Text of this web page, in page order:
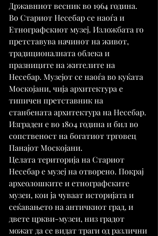
Државниот весник во 1964 година.
Во Стариот Несебар се наоѓа и
Етнографскиот музеј. Изложбата го
претставува начинот на живот,
традиционалната облека и
празниците на жителите на
Несебар. Музејот се наоѓа во куќата
Москојани, чија архитектура е
типичен претставник на
станбената архитектура на Несебар.
Изграден е во 1804 година и бил во
сопственост на богатиот трговец
Панајот Москојани.
Целата територија на Стариот
Несебар е музеј на отворено. Покрај
археолошките и етнографските
музеи, кои ја чуваат историјата и
сеќавањето на античкиот град, и
двете цркви-музеи, низ градот
можат да се видат траги од различни